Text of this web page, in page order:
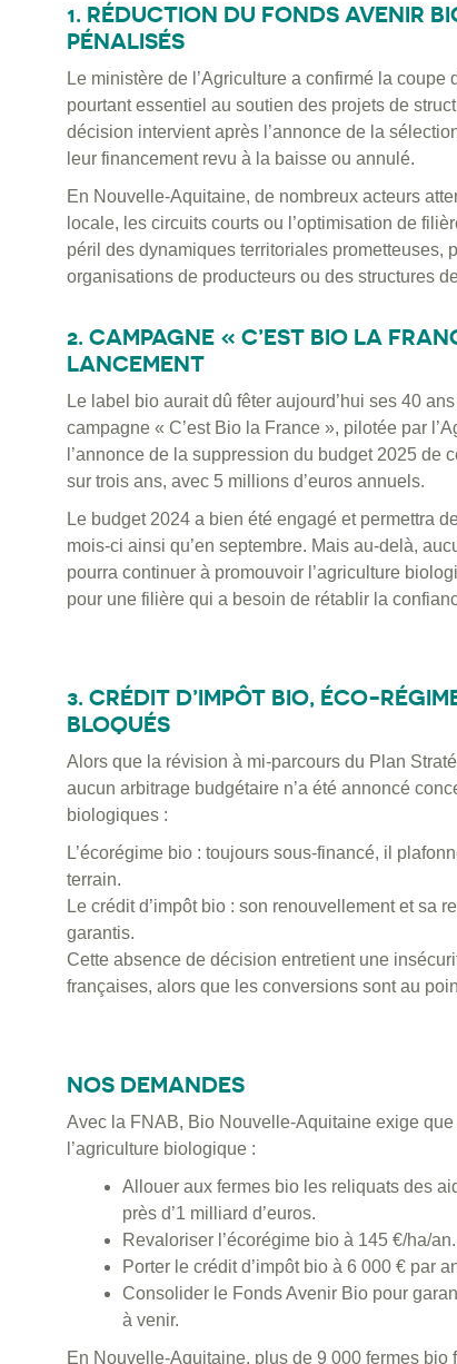
1. RÉDUCTION DU FONDS AVENIR
PÉNALISÉS
Le ministère de l’Agriculture a confirmé la
pourtant essentiel au soutien des projets de
décision intervient après l’annonce de la
leur financement revu à la baisse ou annulé.
En Nouvelle-Aquitaine, de nombreux acteurs
locale, les circuits courts ou l’optimisation de
péril des dynamiques territoriales prometteuses,
organisations de producteurs ou des structures
2. CAMPAGNE « C’EST BIO LA
LANCEMENT
Le label bio aurait dû fêter aujourd’hui ses 40
campagne « C’est Bio la France », pilotée par
l’annonce de la suppression du budget 2025 de
sur trois ans, avec 5 millions d’euros annuels.
Le budget 2024 a bien été engagé et permettra
mois-ci ainsi qu’en septembre. Mais au-delà,
pourra continuer à promouvoir l’agriculture
pour une filière qui a besoin de rétablir la
3. CRÉDIT D’IMPÔT BIO, ÉCO-
BLOQUÉS
Alors que la révision à mi-parcours du Plan
aucun arbitrage budgétaire n’a été annoncé
biologiques :
L’écorégime bio : toujours sous-financé, il
terrain.
Le crédit d’impôt bio : son renouvellement et sa
garantis.
Cette absence de décision entretient une
françaises, alors que les conversions sont au
NOS DEMANDES
Avec la FNAB, Bio Nouvelle-Aquitaine exige
l’agriculture biologique :
Allouer aux fermes bio les reliquats des
près d’1 milliard d’euros.
Revaloriser l’écorégime bio à 145 €/ha/an.
Porter le crédit d’impôt bio à 6 000 € par
Consolider le Fonds Avenir Bio pour
à venir.
En Nouvelle-Aquitaine, plus de 9 000 fermes